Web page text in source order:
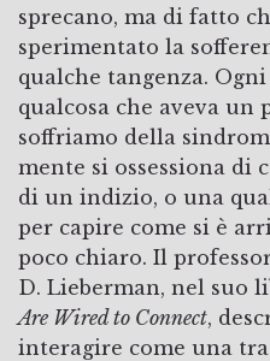
sprecano, ma di fatto
sperimentato la
qualche tangenza.
qualcosa che aveva un
soffriamo della
mente si ossessiona di
di un indizio, o una
per capire come si è
poco chiaro. Il
D. Lieberman, nel suo
Are Wired to Connect,
interagire come una